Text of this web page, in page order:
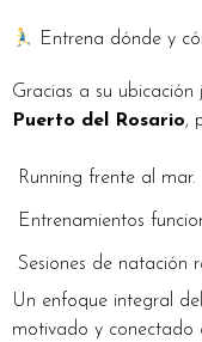
Entrena dónde y
Gracias a su ubicación
Puerto del Rosario,
Running frente al mar.
Entrenamientos
Sesiones de natación
Un enfoque integral
motivado y conectado